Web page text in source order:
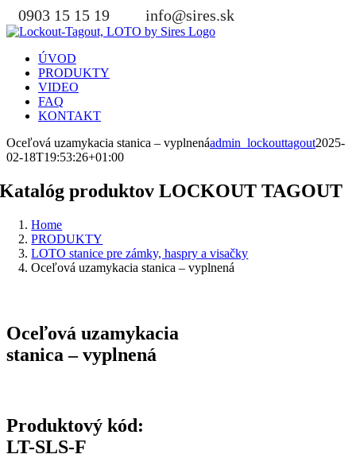
Skip
to
content
0903 15 15 19 info@sires.sk
ÚVOD
PRODUKTY
VIDEO
FAQ
KONTAKT
Oceľová uzamykacia stanica – vyplnenáadmin_lockouttagout2025-
02-18T19:53:26+01:00
Katalóg produktov LOCKOUT TAGOUT
Home
PRODUKTY
LOTO stanice pre zámky, haspry a visačky
Oceľová uzamykacia stanica – vyplnená
Oceľová uzamykacia
stanica – vyplnená
Produktový kód:
LT-SLS-F